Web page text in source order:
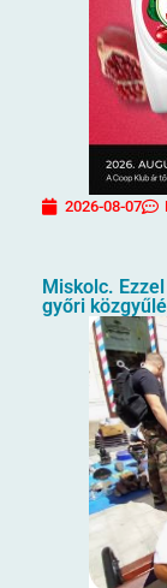
2026-08-07
Miskolc.
győri